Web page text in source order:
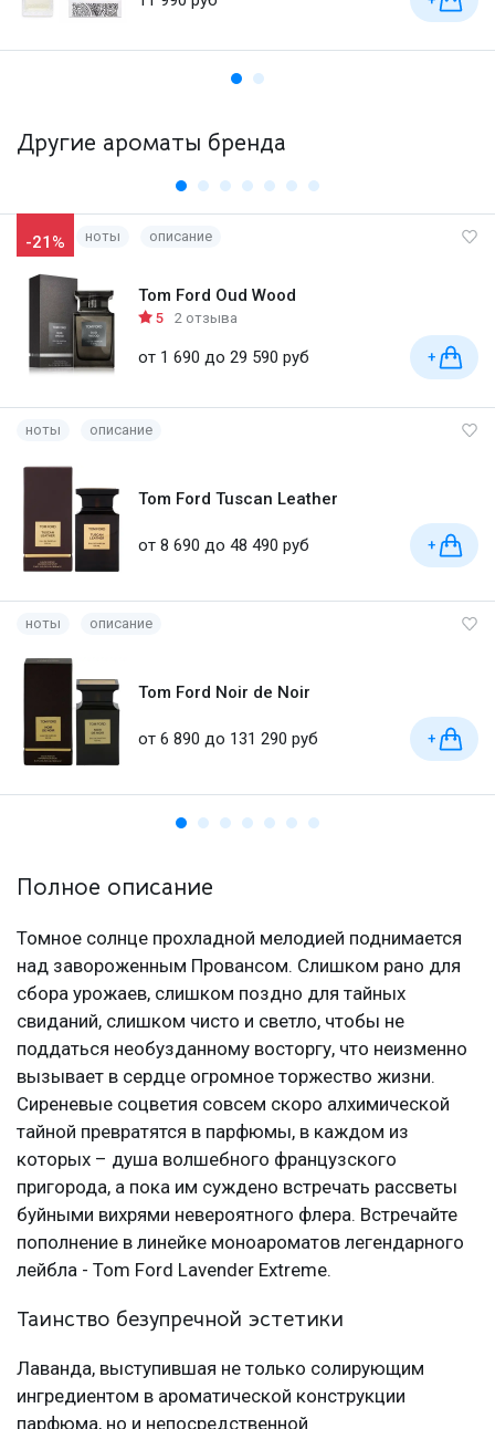
Другие ароматы бренда
-21% ноты описание
Tom Ford Oud Wood
5 2 отзыва
от 1 690 до 29 590 руб +
ноты описание
Tom Ford Tuscan Leather
от 8 690 до 48 490 руб +
ноты описание
Tom Ford Noir de Noir
от 6 890 до 131 290 руб +
Полное описание
Томное солнце прохладной мелодией поднимается
над завороженным Провансом. Слишком рано для
сбора урожаев, слишком поздно для тайных
свиданий, слишком чисто и светло, чтобы не
поддаться необузданному восторгу, что неизменно
вызывает в сердце огромное торжество жизни.
Сиреневые соцветия совсем скоро алхимической
тайной превратятся в парфюмы, в каждом из
которых – душа волшебного французского
пригорода, а пока им суждено встречать рассветы
буйными вихрями невероятного флера. Встречайте
пополнение в линейке моноароматов легендарного
лейбла - Tom Ford Lavender Extreme.
Таинство безупречной эстетики
Лаванда, выступившая не только солирующим
ингредиентом в ароматической конструкции
парфюма, но и непосредственной